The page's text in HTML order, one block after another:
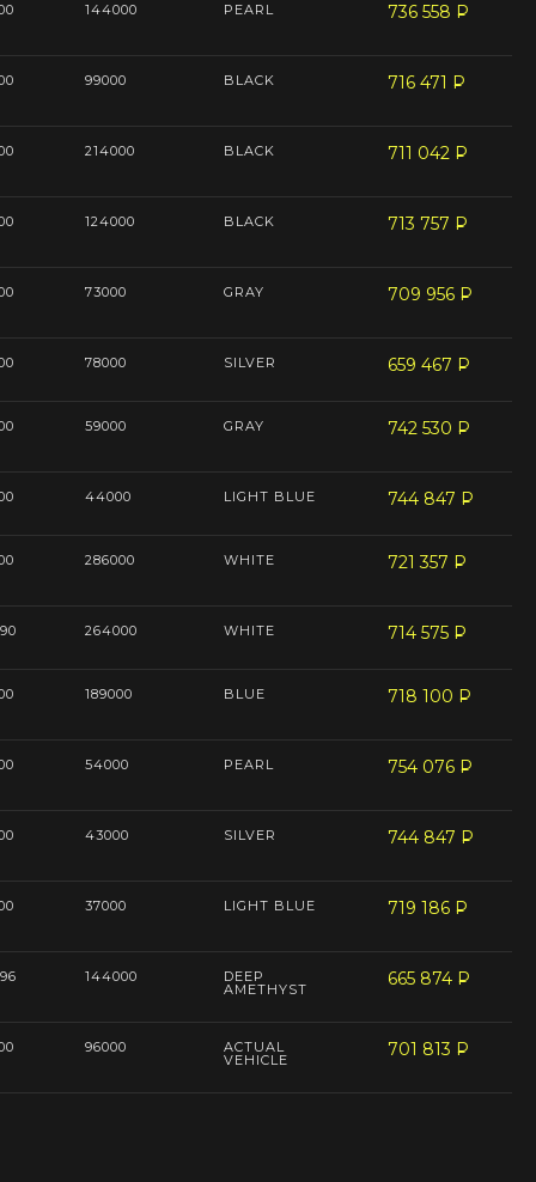
144000 PEARL 736 558 P
--
99000 BLACK 716 471 P
--
214000 BLACK 711 042 P
--
124000 BLACK 713 757 P
--
73000 GRAY 709 956 P
--
78000 SILVER 659 467 P
--
59000 GRAY 742 530 P
--
44000 LIGHT BLUE 744 847 P
--
286000 WHITE 721 357 P
--
264000 WHITE 714 575 P
--
189000 BLUE 718 100 P
--
54000 PEARL 754 076 P
--
43000 SILVER 744 847 P
--
37000 LIGHT BLUE 719 186 P
--
144000 DEEP
AMETHYST 665 874 P
--
96000 ACTUAL
VEHICLE 701 813 P
--